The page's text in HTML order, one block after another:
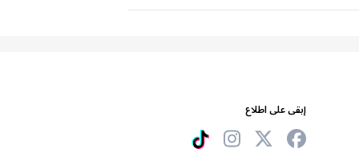
إبقى على اطلاع